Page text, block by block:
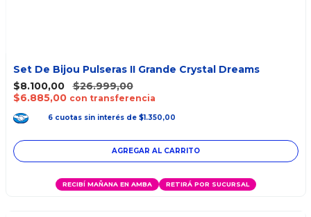
Set De Bijou Pulseras II Grande Crystal Dreams
$8.100,00
$26.999,00
$6.885,00 con transferencia
6 cuotas sin interés de $1.350,00
RECIBÍ MAÑANA EN AMBA RETIRÁ POR SUCURSAL